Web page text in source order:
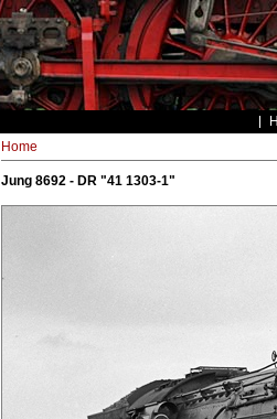
Home
Jung 8692 - DR "41 1303-1"